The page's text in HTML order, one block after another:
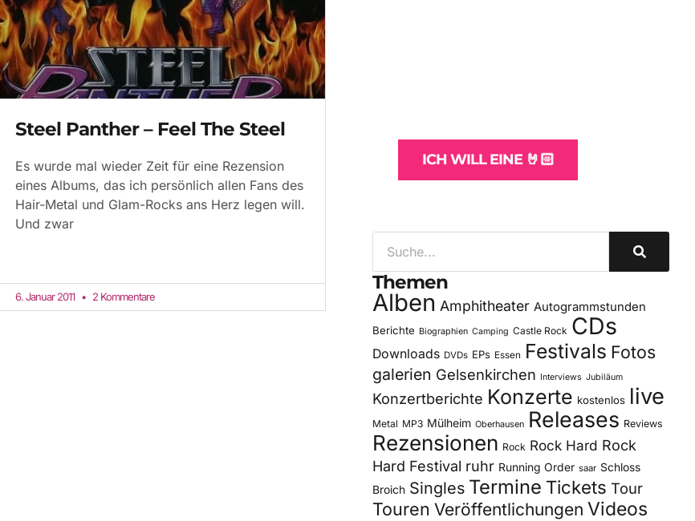
Steel Panther – Feel The Steel
Es wurde mal wieder Zeit für eine Rezension
eines Albums, das ich persönlich allen Fans des
Hair-Metal und Glam-Rocks ans Herz legen will.
Und zwar
6. Januar 2011 2 Kommentare
ICH WILL EINE 🤘🏻
Themen
Alben Amphitheater Autogrammstunden
Berichte Biographien Camping Castle Rock CDs
Downloads DVDs EPs Essen Festivals Fotos
galerien Gelsenkirchen Interviews Jubiläum
Konzertberichte Konzerte kostenlos live
Metal MP3 Mülheim Oberhausen Releases Reviews
Rezensionen Rock Rock Hard Rock
Hard Festival ruhr Running Order saar Schloss
Broich Singles Termine Tickets Tour
Touren Veröffentlichungen Videos